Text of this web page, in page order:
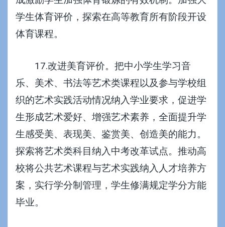
学生体育评价，探索在高等教育所有阶段开设
体育课程。
17.改进美育评价。把中小学生学习音
乐、美术、书法等艺术类课程以及参与学校组
织的艺术实践活动情况纳入学业要求，促进学
生形成艺术爱好、增强艺术素养，全面提升学
生感受美、表现美、鉴赏美、创造美的能力。
探索将艺术类科目纳入中考改革试点。推动高
校将公共艺术课程与艺术实践纳入人才培养方
案，实行学分制管理，学生修满规定学分方能
毕业。